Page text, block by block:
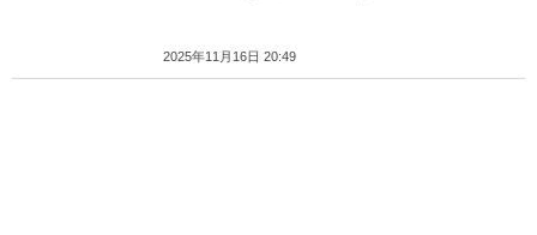
2025年11月16日 20:49